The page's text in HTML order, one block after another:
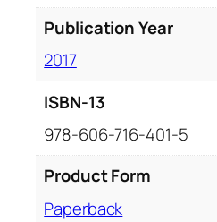
Publication Year
2017
ISBN-13
978-606-716-401-5
Product Form
Paperback